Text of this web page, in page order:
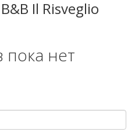
Il Risveglio
нет